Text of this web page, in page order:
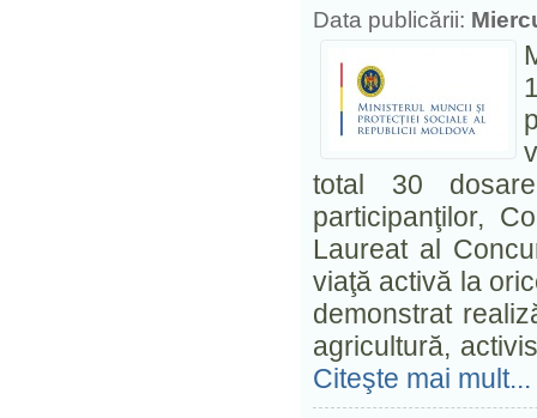
Data publicării:
total 30
participanţilor,
Laureat al
viaţă activă la
demonstrat
agricultură,
Citeşte mai mult...